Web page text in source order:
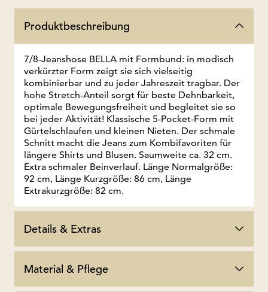
Produktbeschreibung
7/8-Jeanshose BELLA mit Formbund: in modisch
verkürzter Form zeigt sie sich vielseitig
kombinierbar und zu jeder Jahreszeit tragbar. Der
hohe Stretch-Anteil sorgt für beste Dehnbarkeit,
optimale Bewegungsfreiheit und begleitet sie so
bei jeder Aktivität! Klassische 5-Pocket-Form mit
Gürtelschlaufen und kleinen Nieten. Der schmale
Schnitt macht die Jeans zum Kombifavoriten für
längere Shirts und Blusen. Saumweite ca. 32 cm.
Extra schmaler Beinverlauf. Länge Normalgröße:
92 cm, Länge Kurzgröße: 86 cm, Länge
Extrakurzgröße: 82 cm.
Details & Extras
Material & Pflege